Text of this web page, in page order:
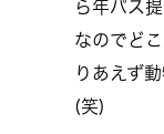
ら年パス
なのでど
りあえず
(笑)